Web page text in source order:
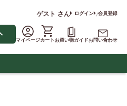
ゲスト さん ログイン 会員登録
マイページカート お買い物ガイドお問い合わせ